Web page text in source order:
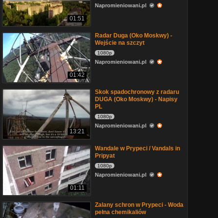
01:51
Napromieniowani.pl
01:42
Radar Duga (Oko Moskwy) -
Wejście na szczyt
1080p
Napromieniowani.pl
13:21
Skok spadochronowy z radaru
DUGA (Oko Moskwy) - Napisy
PL
1080p
Napromieniowani.pl
01:11
Wandale w Prypeci / Vandals in
Pripyat
1080p
Napromieniowani.pl
Zalany schron w Prypeci - Woda
pełna chemikaliów